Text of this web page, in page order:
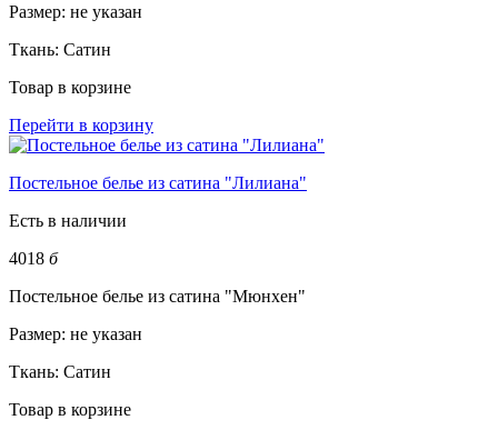
Размер: не указан
Ткань: Сатин
Товар в корзине
Перейти в корзину
Постельное белье из сатина "Лилиана"
Есть в наличии
4018 б
Постельное белье из сатина "Мюнхен"
Размер: не указан
Ткань: Сатин
Товар в корзине